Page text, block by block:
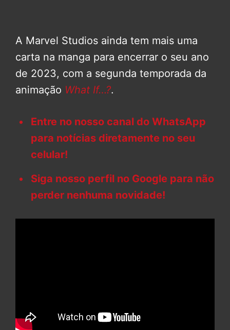
A Marvel Studios ainda tem mais uma
carta na manga para encerrar o seu ano
de 2023, com a segunda temporada da
animação What If…?.
Entre no nosso canal do WhatsApp
para notícias diretamente no seu
celular!
Siga nosso perfil no Google para não
perder nenhuma novidade!